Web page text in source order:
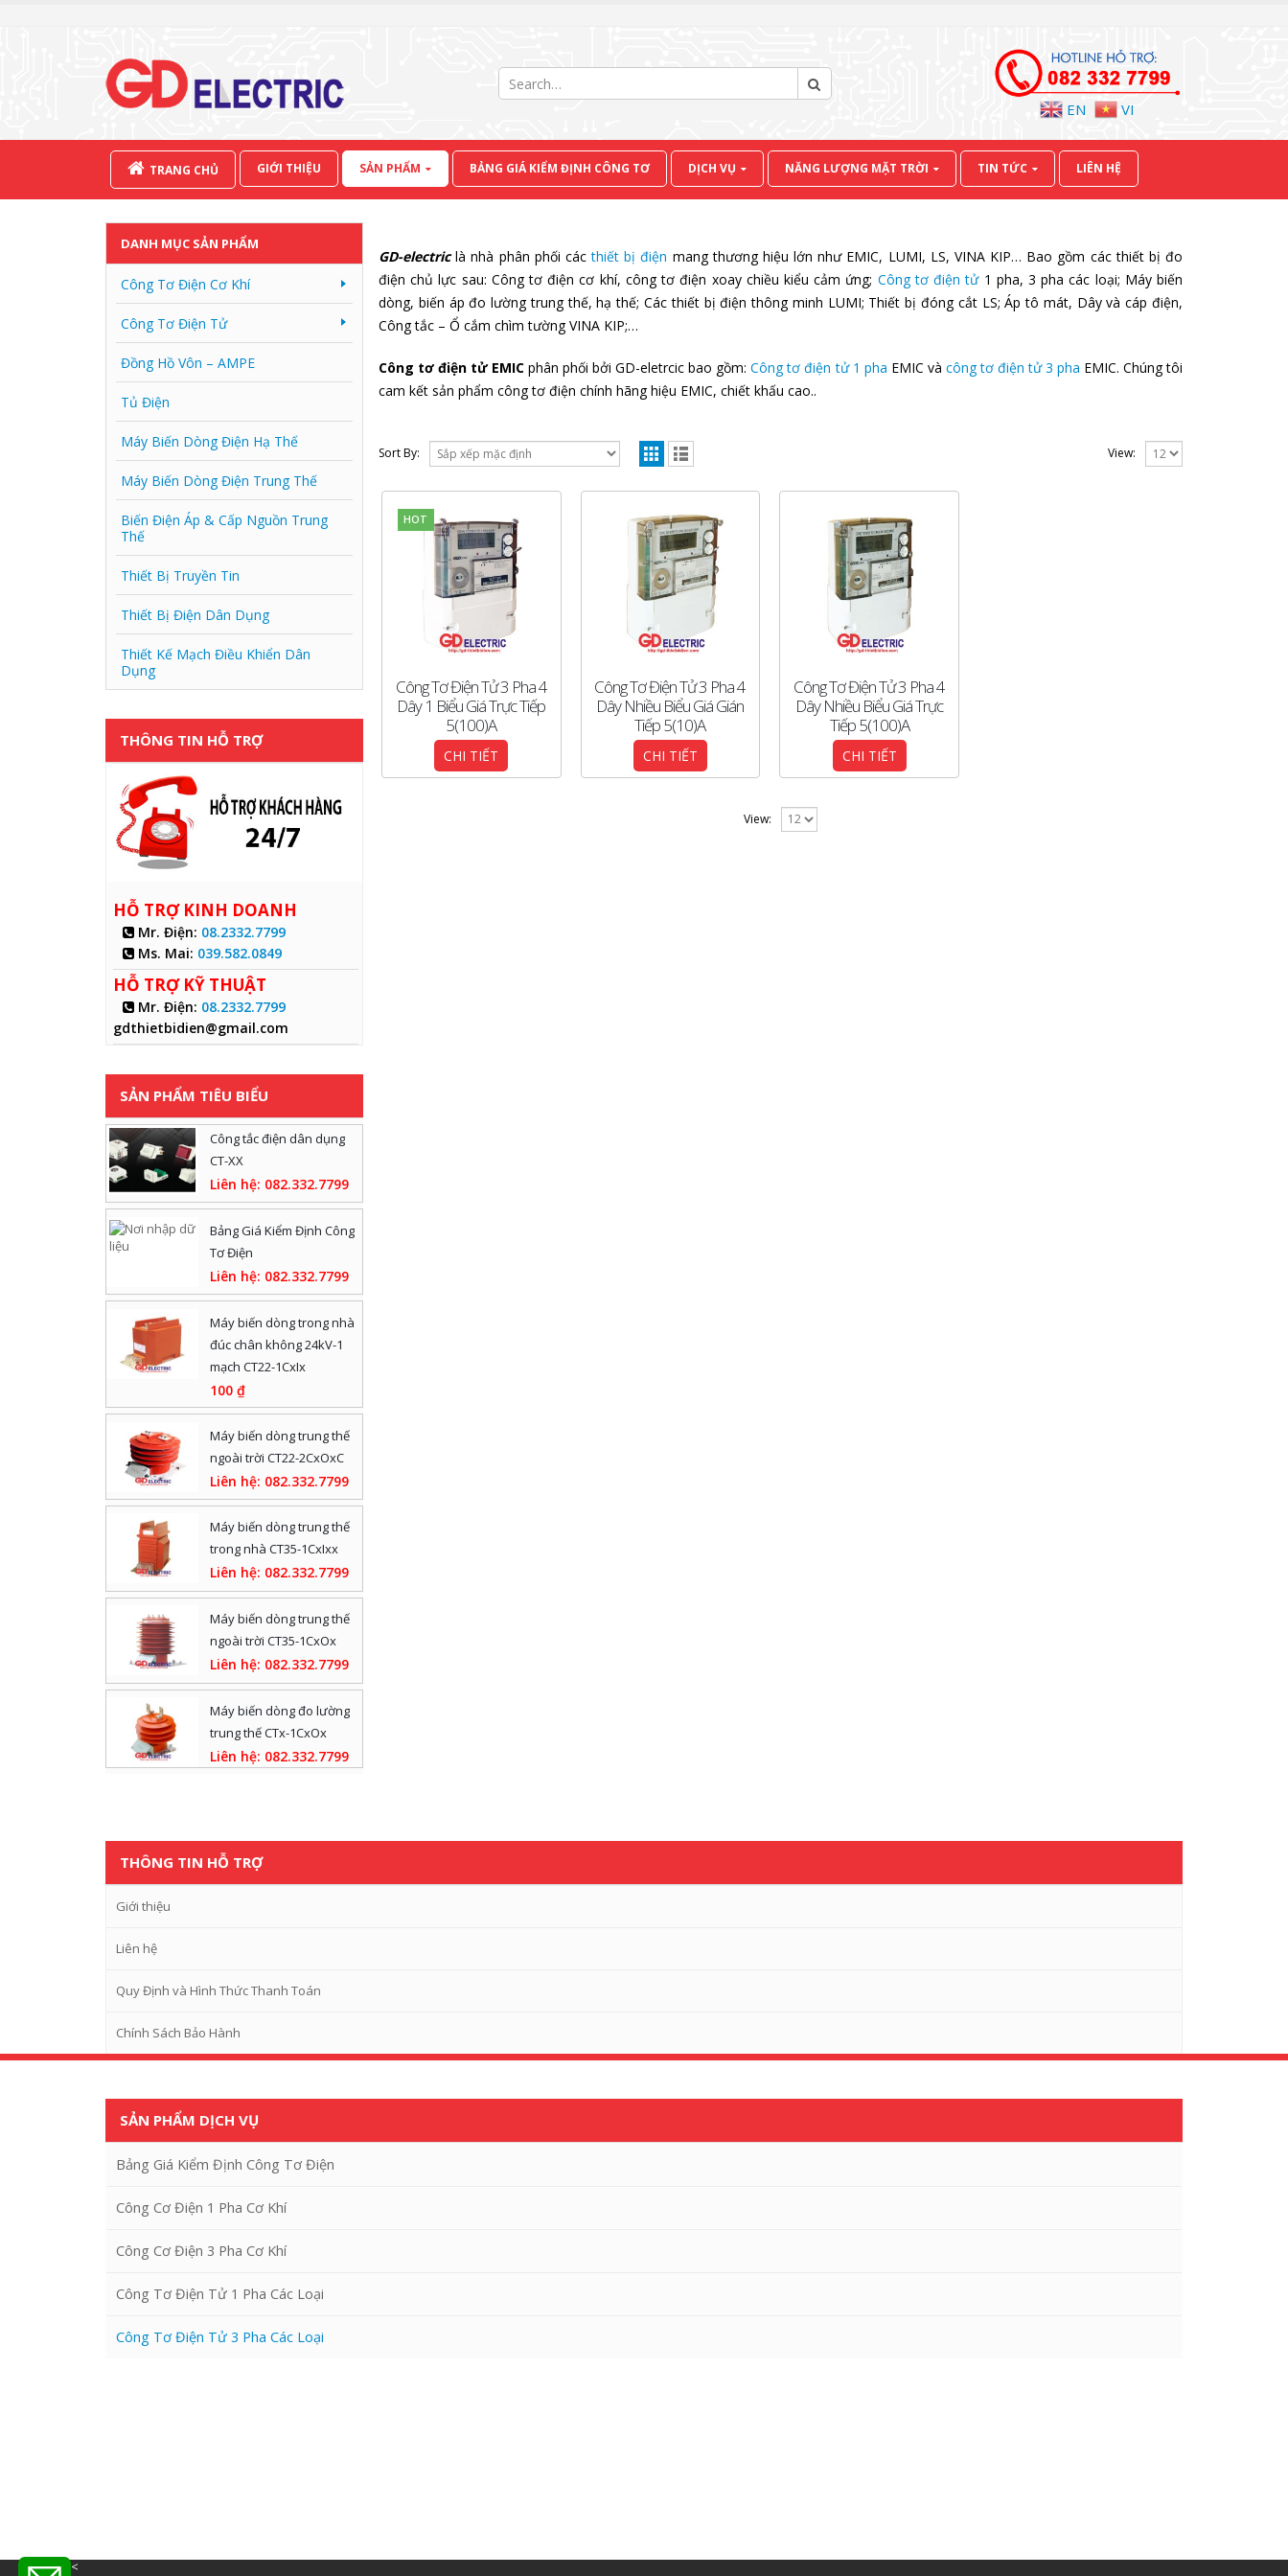
EN VI
TRANG CHỦ GIỚI THIỆU SẢN PHẨM BẢNG GIÁ KIỂM ĐỊNH CÔNG TƠ DỊCH VỤ NĂNG LƯỢNG MẶT TRỜI TIN TỨC LIÊN HỆ
GD-electriclà nhà phân phối cácthiết bị điện mang thương hiệu lớn như EMIC, LUMI, LS, VINA KIP… Bao gồm các thiết bị đo
điện chủ lực sau: Công tơ điện cơ khí, công tơ điện xoay chiều kiểu cảm ứng; Công tơ điện tử1 pha, 3 pha các loại; Máy biến
dòng, biến áp đo lường trung thế, hạ thế; Các thiết bị điện thông minh LUMI; Thiết bị đóng cắt LS; Áp tô mát, Dây và cáp điện,
Công tắc – Ổ cắm chìm tường VINA KIP;…
Công tơ điện tử EMIC phân phối bởi GD-eletrcic bao gồm:Công tơ điện tử 1 pha EMIC và công tơ điện tử 3 pha EMIC. Chúng tôi
cam kết sản phẩm công tơ điện chính hãng hiệu EMIC, chiết khấu cao..
Sort By: View:
HOT
Công Tơ Điện Tử 3 Pha 4
Dây 1 Biểu Giá Trực Tiếp
5(100)A
CHI TIẾT
Công Tơ Điện Tử 3 Pha 4
Dây Nhiều Biểu Giá Gián
Tiếp 5(10)A
CHI TIẾT
Công Tơ Điện Tử 3 Pha 4
Dây Nhiều Biểu Giá Trực
Tiếp 5(100)A
CHI TIẾT
View:
DANH MỤC SẢN PHẨM
Công Tơ Điện Cơ Khí
Công Tơ Điện Tử
Đồng Hồ Vôn – AMPE
Tủ Điện
Máy Biến Dòng Điện Hạ Thế
Máy Biến Dòng Điện Trung Thế
Biến Điện Áp & Cấp Nguồn Trung
Thế
Thiết Bị Truyền Tin
Thiết Bị Điện Dân Dụng
Thiết Kế Mạch Điều Khiển Dân
Dụng
THÔNG TIN HỖ TRỢ
HỖ TRỢ KINH DOANH
Mr. Điện: 08.2332.7799
Ms. Mai: 039.582.0849
HỖ TRỢ KỸ THUẬT
Mr. Điện: 08.2332.7799
gdthietbidien@gmail.com
SẢN PHẨM TIÊU BIỂU
Công tắc điện dân dụng
CT-XX
Liên hệ: 082.332.7799
Bảng Giá Kiểm Định Công
Tơ Điện
Liên hệ: 082.332.7799
Máy biến dòng trong nhà
đúc chân không 24kV-1
mạch CT22-1CxIx
100 ₫
Máy biến dòng trung thế
ngoài trời CT22-2CxOxC
Liên hệ: 082.332.7799
Máy biến dòng trung thế
trong nhà CT35-1CxIxx
Liên hệ: 082.332.7799
Máy biến dòng trung thế
ngoài trời CT35-1CxOx
Liên hệ: 082.332.7799
Máy biến dòng đo lường
trung thế CTx-1CxOx
Liên hệ: 082.332.7799
THÔNG TIN HỖ TRỢ
Giới thiệu
Liên hệ
Quy Định và Hình Thức Thanh Toán
Chính Sách Bảo Hành
SẢN PHẨM DỊCH VỤ
Bảng Giá Kiểm Định Công Tơ Điện
Công Cơ Điện 1 Pha Cơ Khí
Công Cơ Điện 3 Pha Cơ Khí
Công Tơ Điện Tử 1 Pha Các Loại
Công Tơ Điện Tử 3 Pha Các Loại
<